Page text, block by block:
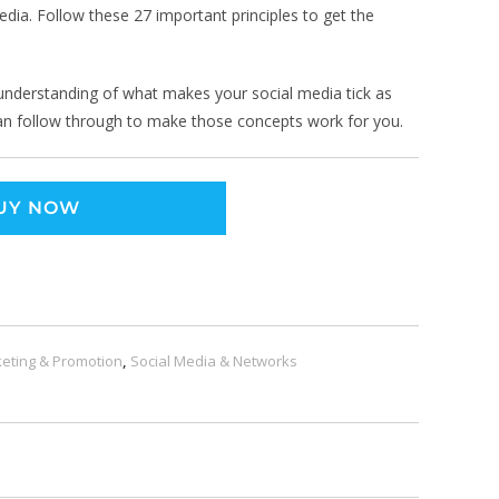
Follow these 27 important principles to get the
of what makes your social media tick as
follow through to make those concepts work for you.
NOW
& Promotion, Social Media & Networks